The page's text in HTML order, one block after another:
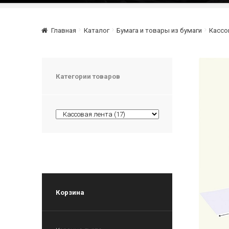
Главная Каталог Бумага и товары из бумаги
Категории товаров
Корзина